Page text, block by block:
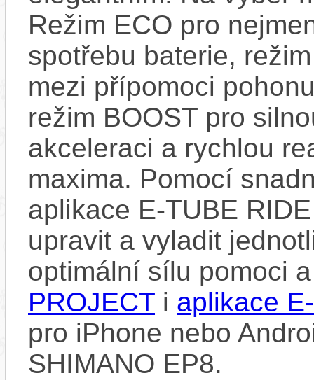
Režim ECO pro
spotřebu baterie,
mezi přípomoci
režim BOOST pro
akceleraci a rychlou
maxima. Pomocí
aplikace E-TUBE
upravit a vyladit
optimální sílu pomoci
PROJECT i aplikace
pro iPhone nebo
SHIMANO EP8.